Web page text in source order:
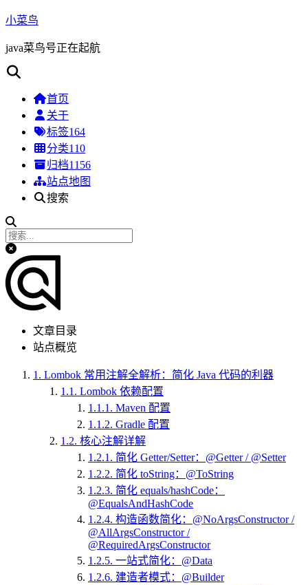
小菜鸟
java菜鸟号正在起航
首页
关于
标签164
分类110
归档1156
站点地图
搜索
文章目录
站点概览
1. Lombok 常用注解全解析：简化 Java 代码的利器
1.1. Lombok 依赖配置
1.1.1. Maven 配置
1.1.2. Gradle 配置
1.2. 核心注解详解
1.2.1. 简化 Getter/Setter：@Getter / @Setter
1.2.2. 简化 toString：@ToString
1.2.3. 简化 equals/hashCode：
@EqualsAndHashCode
1.2.4. 构造函数简化：@NoArgsConstructor /
@AllArgsConstructor /
@RequiredArgsConstructor
1.2.5. 一站式简化：@Data
1.2.6. 建造者模式：@Builder